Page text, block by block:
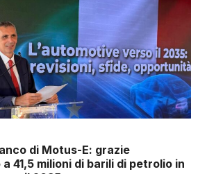
di Motus-E: grazie
41,5 milioni di barili di petrolio in